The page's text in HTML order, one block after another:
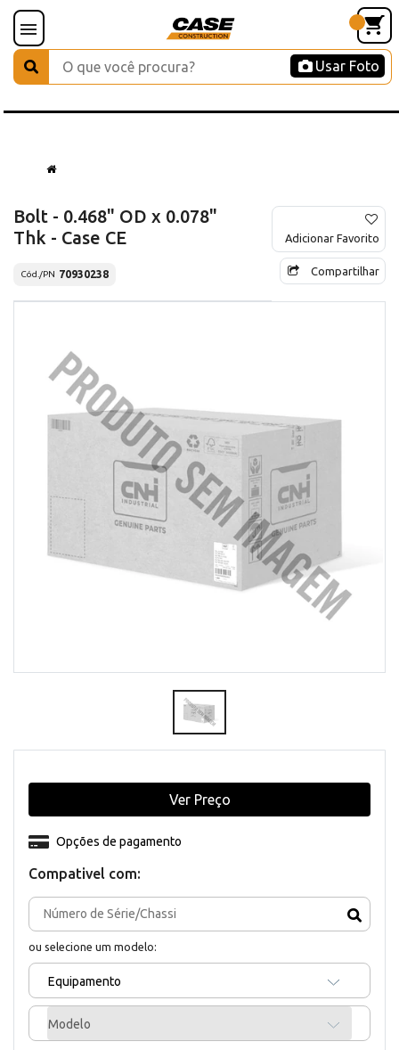
Usar Foto
Bolt - 0.468" OD x 0.078"
Thk - Case CE
Cód./PN 70930238
Adicionar Favorito
Compartilhar
Compativel com:
ou selecione um modelo:
Equipamento
Modelo
Opções de pagamento
Ver Preço